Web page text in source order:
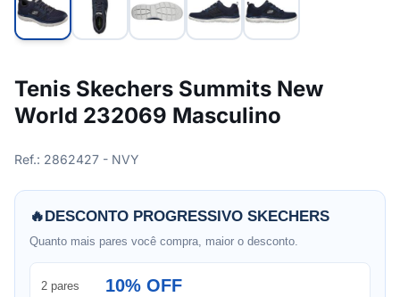
Tenis Skechers Summits New
World 232069 Masculino
Ref.: 2862427 - NVY
🔥DESCONTO PROGRESSIVO SKECHERS
Quanto mais pares você compra, maior o desconto.
2 pares 10% OFF